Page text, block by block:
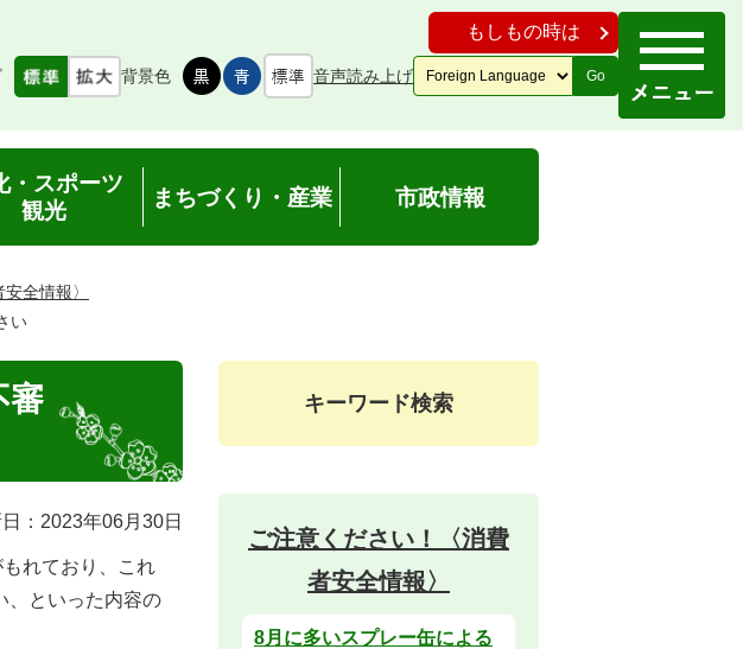
もしもの時は
背景色 音声読み上げ Go
・スポーツ
観光
まちづくり・産業 市政情報
全情報〉
い
審
：2023年06月30日
れており、これ
、といった内容の
キーワード検索
ご注意ください！〈消費
者安全情報〉
8月に多いスプレー缶による